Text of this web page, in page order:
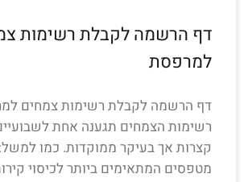
דף הרשמה לקבלת רשימות
למרפסת
דף הרשמה לקבלת רשימות צמחים
רשימות הצמחים תגענה אחת
מטפסים המתאימים ביותר לכיסוי קירות. או 4